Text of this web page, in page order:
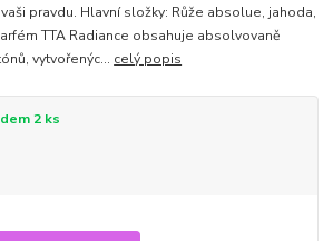
pravdu. Hlavní složky: Růže absolue, jahoda,
TTA Radiance obsahuje absolvovaně
vytvořenýc... celý popis
2 ks